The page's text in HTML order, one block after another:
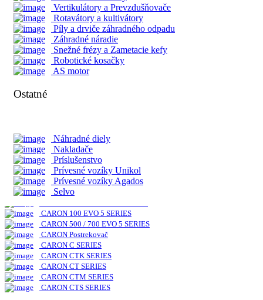
Vertikulátory a Prevzdušňovače
Rotavátory a kultivátory
Píly a drviče záhradného odpadu
Záhradné náradie
Snežné frézy a Zametacie kefy
Robotické kosačky
AS motor
Ostatné
Náhradné diely
Nakladače
Príslušenstvo
Prívesné vozíky Unikol
Prívesné vozíky Agados
Selvo
RX Séria
PX Séria
UTV Séria
Nakladače Multione
Séria 1
Séria 4
Séria 8
Séria 11
Séria EZ
CARON
CARON 100 EVO 5 SERIES
CARON 500 / 700 EVO 5 SERIES
CARON Postrekovač
CARON C SERIES
CARON CTK SERIES
CARON CT SERIES
CARON CTM SERIES
CARON CTS SERIES